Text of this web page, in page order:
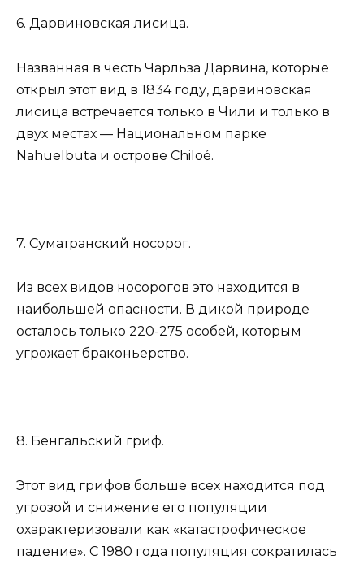
6. Дарвиновская лисица.
Названная в честь Чарльза Дарвина, которые
открыл этот вид в 1834 году, дарвиновская
лисица встречается только в Чили и только в
двух местах — Национальном парке
Nahuelbuta и острове Chiloé.
7. Суматранский носорог.
Из всех видов носорогов это находится в
наибольшей опасности. В дикой природе
осталось только 220-275 особей, которым
угрожает браконьерство.
8. Бенгальский гриф.
Этот вид грифов больше всех находится под
угрозой и снижение его популяции
охарактеризовали как «катастрофическое
падение». С 1980 года популяция сократилась